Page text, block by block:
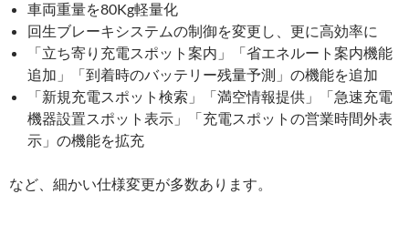
車両重量を80Kg軽量化
回生ブレーキシステムの制御を変更し、更に高効率に
「立ち寄り充電スポット案内」「省エネルート案内機能
追加」「到着時のバッテリー残量予測」の機能を追加
「新規充電スポット検索」「満空情報提供」「急速充電
機器設置スポット表示」「充電スポットの営業時間外表
示」の機能を拡充
など、細かい仕様変更が多数あります。